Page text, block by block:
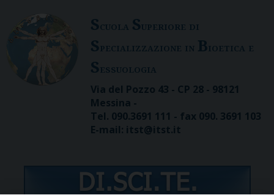
Scuola Superiore di
Specializzazione in Bioetica e
Sessuologia
Via del Pozzo 43 - CP 28 - 98121
Messina -
Tel. 090.3691 111 - fax 090. 3691 103
E-mail: itst@itst.it